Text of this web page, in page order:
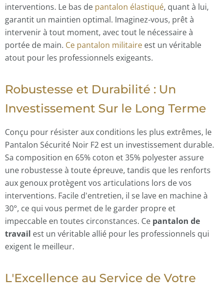
interventions. Le bas de pantalon élastiqué, quant à lui,
garantit un maintien optimal. Imaginez-vous, prêt à
intervenir à tout moment, avec tout le nécessaire à
portée de main. Ce pantalon militaire est un véritable
atout pour les professionnels exigeants.
Robustesse et Durabilité : Un
Investissement Sur le Long Terme
Conçu pour résister aux conditions les plus extrêmes, le
Pantalon Sécurité Noir F2 est un investissement durable.
Sa composition en 65% coton et 35% polyester assure
une robustesse à toute épreuve, tandis que les renforts
aux genoux protègent vos articulations lors de vos
interventions. Facile d'entretien, il se lave en machine à
30°, ce qui vous permet de le garder propre et
impeccable en toutes circonstances. Ce pantalon de
travail est un véritable allié pour les professionnels qui
exigent le meilleur.
L'Excellence au Service de Votre